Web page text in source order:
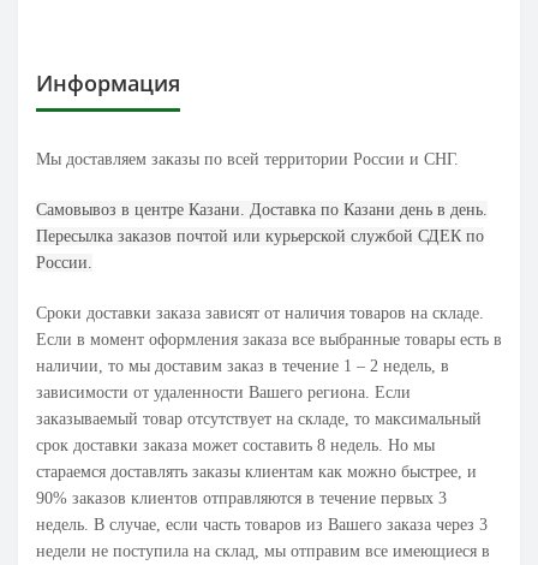
Информация
Мы доставляем заказы по всей территории России и СНГ.
Самовывоз в центре Казани. Доставка по Казани день в день.
Пересылка заказов почтой или курьерской службой СДЕК по
России.
Сроки доставки заказа зависят от наличия товаров на складе.
Если в момент оформления заказа все выбранные товары есть в
наличии, то мы доставим заказ в течение 1 – 2 недель, в
зависимости от удаленности Вашего региона. Если
заказываемый товар отсутствует на складе, то максимальный
срок доставки заказа может составить 8 недель. Но мы
стараемся доставлять заказы клиентам как можно быстрее, и
90% заказов клиентов отправляются в течение первых 3
недель. В случае, если часть товаров из Вашего заказа через 3
недели не поступила на склад, мы отправим все имеющиеся в